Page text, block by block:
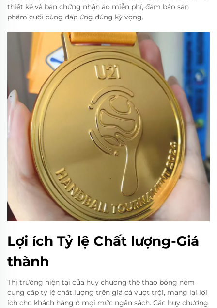
thiết kế và bản chứng nhận ảo miễn phí, đảm bảo sản
phẩm cuối cùng đáp ứng đúng kỳ vọng.
Lợi ích Tỷ lệ Chất lượng-Giá
thành
Thị trường hiện tại của huy chương thể thao bóng ném
cung cấp tỷ lệ chất lượng trên giá cả vượt trội, mang lại lợi
ích cho khách hàng ở mọi mức ngân sách. Các huy chương